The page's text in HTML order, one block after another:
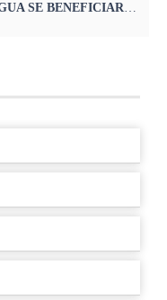
COMUNIDAD DE LA OROYA ANTIGUA SE BENEFICIARÁ CON MEDICAMENTOS VETERINARIOS